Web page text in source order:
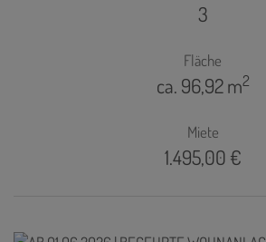
3
Fläche
ca. 96,92 m2
Miete
1.495,00 €